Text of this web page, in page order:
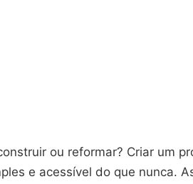
ou reformar? Criar um
e acessível do que nunca.